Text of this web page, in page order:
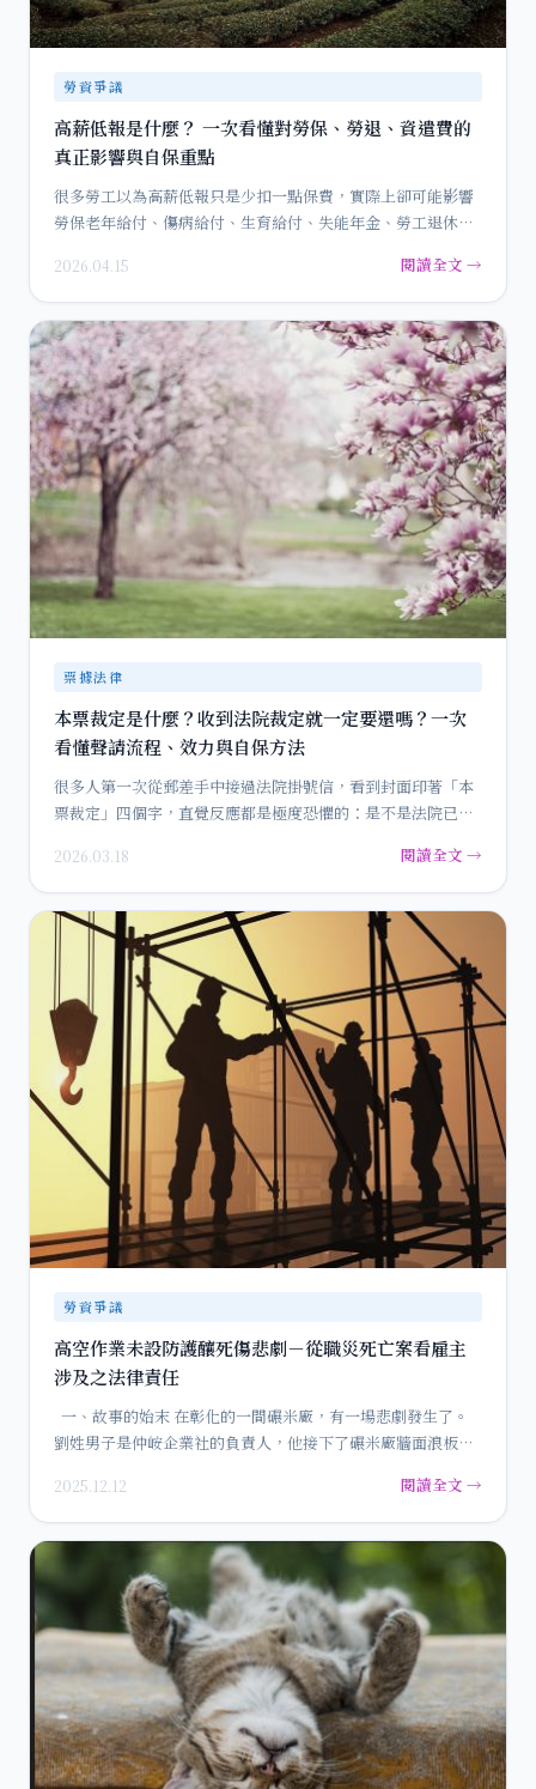
勞資爭議
高薪低報是什麼？ 一次看懂對勞保、勞退、資遣費的
真正影響與自保重點
很多勞工以為高薪低報只是少扣一點保費，實際上卻可能影響
勞保老年給付、傷病給付、生育給付、失能年金、勞工退休
2026.04.15 閱讀全文 →
票據法律
本票裁定是什麼？收到法院裁定就一定要還嗎？一次
看懂聲請流程、效力與自保方法
很多人第一次從郵差手中接過法院掛號信，看到封面印著「本
票裁定」四個字，直覺反應都是極度恐懼的：是不是法院已經
2026.03.18 閱讀全文 →
勞資爭議
高空作業未設防護釀死傷悲劇－從職災死亡案看雇主
涉及之法律責任
一、故事的始末 在彰化的一間碾米廠，有一場悲劇發生了。
劉姓男子是仲峖企業社的負責人，他接下了碾米廠牆面浪板的
2025.12.12 閱讀全文 →